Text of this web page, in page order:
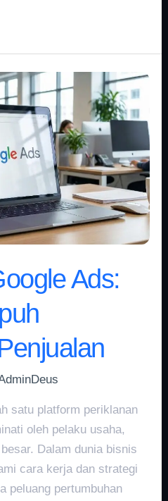
Ads:
satu platform periklanan
oleh pelaku usaha,
Dalam dunia bisnis
cara kerja dan strategi
peluang pertumbuhan